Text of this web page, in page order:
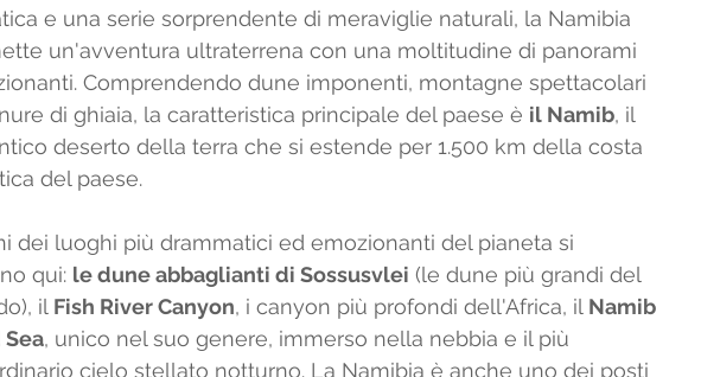
e una serie sorprendente di meraviglie naturali, la Namibia
un'avventura ultraterrena con una moltitudine di panorami
Comprendendo dune imponenti, montagne spettacolari
di ghiaia, la caratteristica principale del paese è il Namib, il
deserto della terra che si estende per 1.500 km della costa
del paese.
dei luoghi più drammatici ed emozionanti del pianeta si
qui: le dune abbaglianti di Sossusvlei (le dune più grandi del
il Fish River Canyon, i canyon più profondi dell'Africa, il Namib
Sea, unico nel suo genere, immerso nella nebbia e il più
cielo stellato notturno. La Namibia è anche uno dei posti